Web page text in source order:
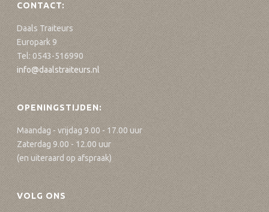
CONTACT:
Daals Traiteurs
Europark 9
Tel: 0543-516990
info@daalstraiteurs.nl
OPENINGSTIJDEN:
Maandag - vrijdag 9.00 - 17.00 uur
Zaterdag 9.00 - 12.00 uur
(en uiteraard op afspraak)
VOLG ONS